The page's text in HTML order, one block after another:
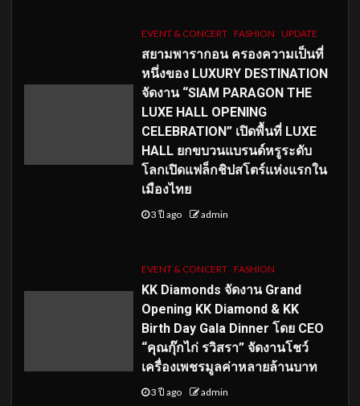
EVENT & CONCERT FASHION UPDATE
สยามพารากอน ครองความเป็นที่
หนึ่งของ LUXURY DESTINATION
จัดงาน “SIAM PARAGON THE
LUXE HALL OPENING
CELEBRATION” เปิดพื้นที่ LUXE
HALL ยกขบวนแบรนด์หรูระดับ
โลกเปิดแฟล็กชิปสโตร์แห่งแรกใน
เมืองไทย
3 ปี ago admin
EVENT & CONCERT FASHION
KK Diamonds จัดงาน Grand
Opening KK Diamond & KK
Birth Day Gala Dinner โดย CEO
“คุณกุ๊กไก่ รวิสรา” จัดงานโชว์
เครื่องเพชรมูลค่าหลายล้านบาท
3 ปี ago admin